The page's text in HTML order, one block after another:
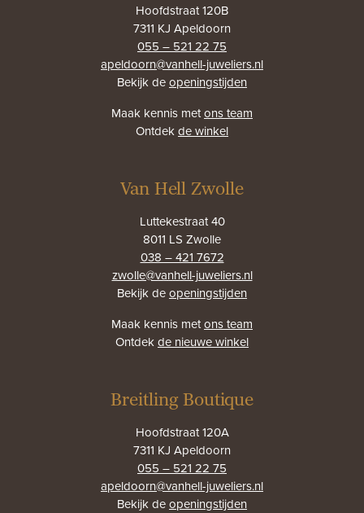
Hoofdstraat 120B
7311 KJ Apeldoorn
055 – 521 22 75
apeldoorn@vanhell-juweliers.nl
Bekijk deopeningstijden
Maak kennis metons team
Ontdekde winkel
Van Hell Zwolle
Luttekestraat 40
8011 LS Zwolle
038 – 421 7672
zwolle@vanhell-juweliers.nl
Bekijk deopeningstijden
Maak kennis metons team
Ontdekde nieuwe winkel
Breitling Boutique
Hoofdstraat 120A
7311 KJ Apeldoorn
055 – 521 22 75
apeldoorn@vanhell-juweliers.nl
Bekijk deopeningstijden